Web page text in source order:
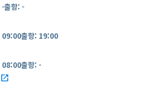
-출항: -
09:00출항: 19:00
08:00출항: -
open_in_new